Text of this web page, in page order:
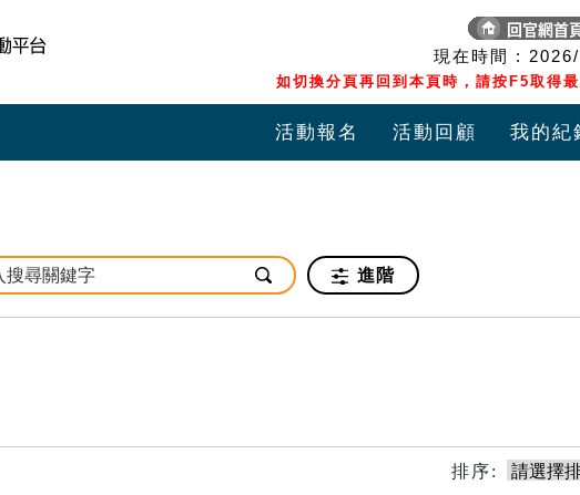
現在時間 :
如切換分頁再回到本頁時，請按F5取得
活動報名 活動回顧 我的紀
進階
排序: